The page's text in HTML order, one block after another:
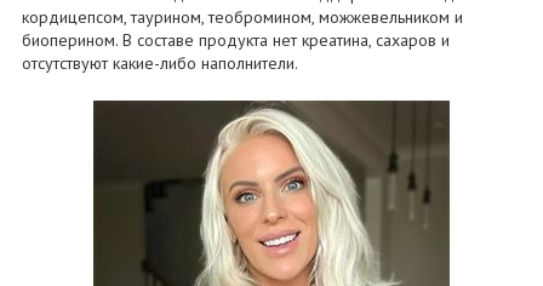
кордицепсом, таурином, теобромином, можжевельником и
биоперином. В составе продукта нет креатина, сахаров и
отсутствуют какие-либо наполнители.